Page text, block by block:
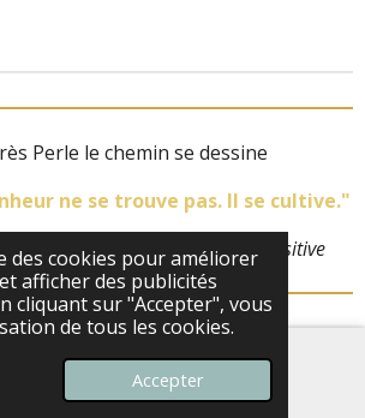
des cookies pour améliorer
afficher des publicités
cliquant sur "Accepter", vous
de tous les cookies.
Accepter
Perle le chemin se dessine
ne se trouve pas. Il se cultive."
en psychologie positive
Téléphone